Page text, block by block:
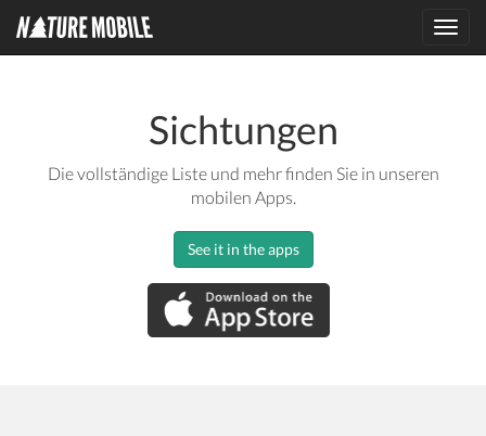
Sichtungen
Die vollständige Liste und mehr finden Sie in unseren
mobilen Apps.
See it in the apps